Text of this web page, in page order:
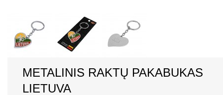
METALINIS RAKTŲ PAKABUKAS
LIETUVA